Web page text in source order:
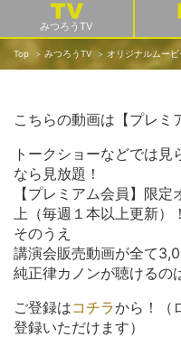
みつろうTV
Top みつろうTV オリジナルムービ
こちらの動画は【プレミ
トークショーなどでは
なら見放題！
【プレミアム会員】限
上（毎週１本以上更新）！
そのうえ
講演会販売動画が全て
純正律カノンが聴けるの
ご登録はコチラから！（
登録いただけます）